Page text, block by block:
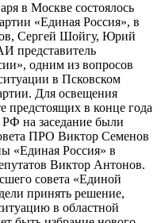
в Москве состоялось
«Единая Россия», в
Сергей Шойгу, Юрий
представитель
одним из вопросов
в Псковском
Для освещения
предстоящих в конце года
на заседание были
ПРО Виктор Семенов
«Единая Россия» в
Виктор Антонов.
совета «Единой
принять решение,
в областной